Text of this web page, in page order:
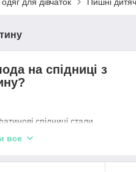
на спідниці з
спідниці стали
нові й нові моделі
все